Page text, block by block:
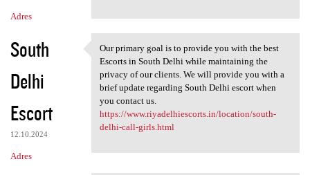
Adres
South
Delhi
Escort
12.10.2024
Adres
Our primary goal is to
Our primary goal is to provide you with the best
Escorts in South Delhi while maintaining the
privacy of our clients. We will provide you with a
brief update regarding South Delhi escort when
you contact us.
https://www.riyadelhiescorts.in/location/south-
delhi-call-girls.html